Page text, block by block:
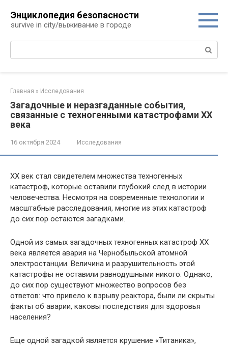
контенту
Энциклопедия безопасности
survive in city/выживание в городе
Поиск:
Главная » Исследования
Загадочные и неразгаданные события,
связанные с техногенными катастрофами XX
века
16 октября 2024 Исследования
XX век стал свидетелем множества техногенных
катастроф, которые оставили глубокий след в истории
человечества. Несмотря на современные технологии и
масштабные расследования, многие из этих катастроф
до сих пор остаются загадками.
Одной из самых загадочных техногенных катастроф XX
века является авария на Чернобыльской атомной
электростанции. Величина и разрушительность этой
катастрофы не оставили равнодушными никого. Однако,
до сих пор существуют множество вопросов без
ответов: что привело к взрыву реактора, были ли скрыты
факты об аварии, каковы последствия для здоровья
населения?
Еще одной загадкой является крушение «Титаника»,